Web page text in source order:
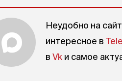
Неудобно на
интересное в
в Vk и самое